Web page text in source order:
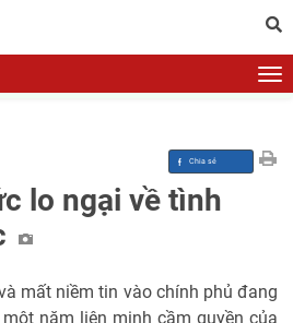
lo ngại về tình
mất niềm tin vào chính phủ đang
năm liên minh cầm quyền của